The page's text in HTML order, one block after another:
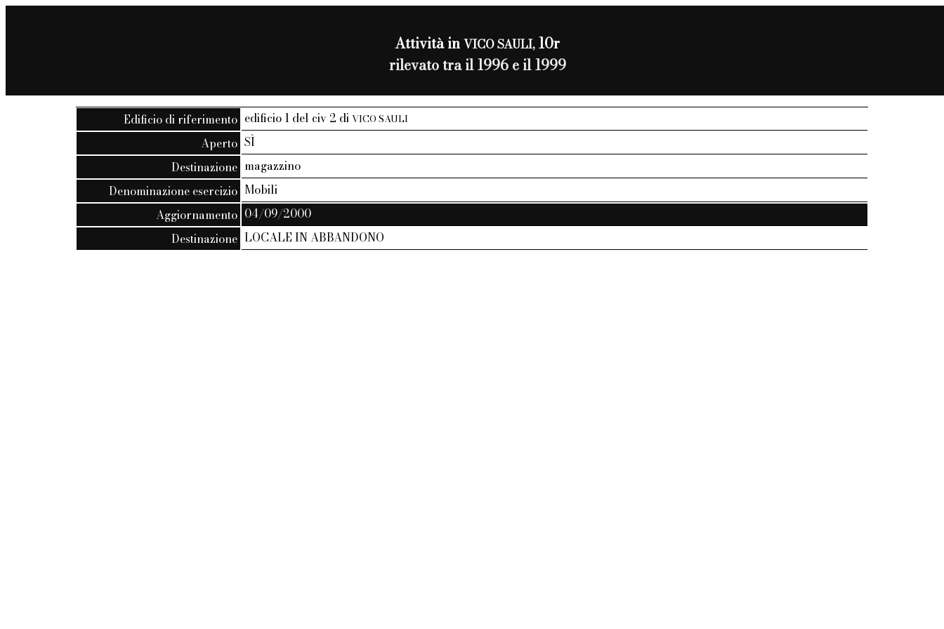
Attività inVICO SAULI,10r
rilevato tra il 1996 e il 1999
Edificio di riferimento edificio 1 del civ 2 diVICO SAULI
Aperto SÌ
Destinazione magazzino
Denominazione esercizio Mobili
Aggiornamento 04/09/2000
Destinazione LOCALE IN ABBANDONO